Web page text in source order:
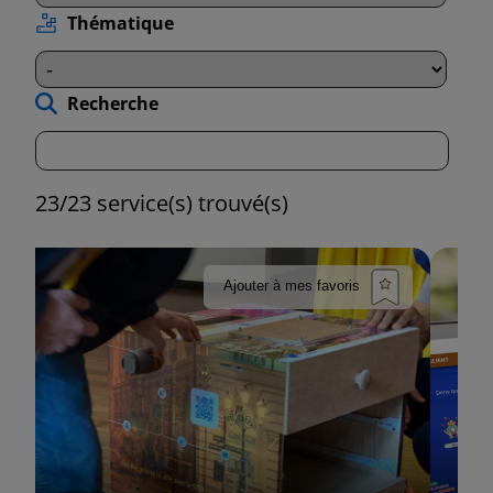
Thématique
Recherche
23/23 service(s) trouvé(s)
Ajouter à mes favoris